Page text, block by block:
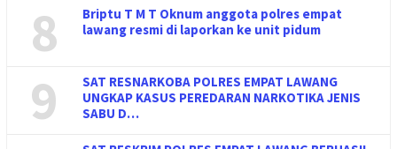
8
Briptu T M T Oknum anggota polres empat
lawang resmi di laporkan ke unit pidum
9
SAT RESNARKOBA POLRES EMPAT LAWANG
UNGKAP KASUS PEREDARAN NARKOTIKA JENIS
SABU D…